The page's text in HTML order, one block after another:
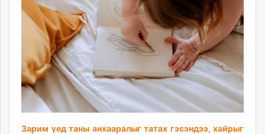
Зарим үед таны анхааралыг татах гэсэндээ, хайрыг